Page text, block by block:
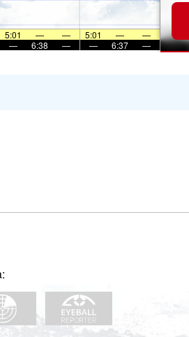
5:01 — — 5:01 —
—
— 6:38 — — 6:37 —